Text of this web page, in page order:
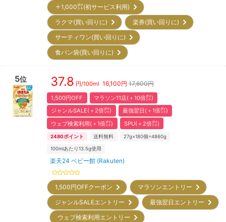
＋1,000㌽(初サービス利用)
ラクマ(買い回りに)
楽券(買い回りに)
サーティワン(買い回りに)
食パン袋(買い回りに)
5位 37.8 円/100ml 16,100円 17,600円
1,500円OFF
マラソン11店(＋10倍㌽)
ジャンルSALE(＋2倍㌽)
最強翌日(＋1倍㌽)
ウェブ検索利用(＋1倍㌽)
SPU(＋2倍㌽)
2480ポイント 送料無料 27g×180個=4860g
100mlあたり13.5g使用
楽天24 ベビー館 (Rakuten)
1,500円OFFクーポン
マラソンエントリー
ジャンルSALEエントリー
最強翌日エントリー
ウェブ検索利用エントリー